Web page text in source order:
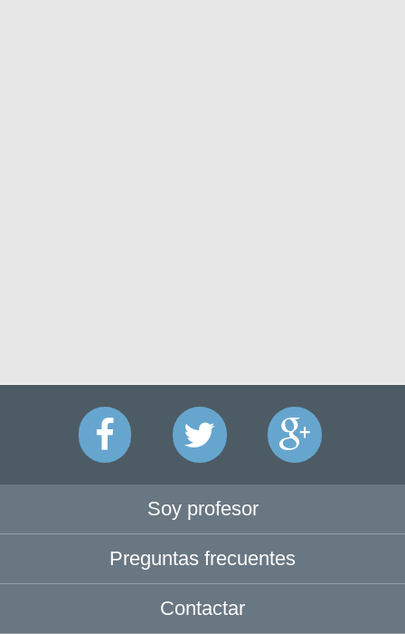
Soy profesor
Preguntas frecuentes
Contactar